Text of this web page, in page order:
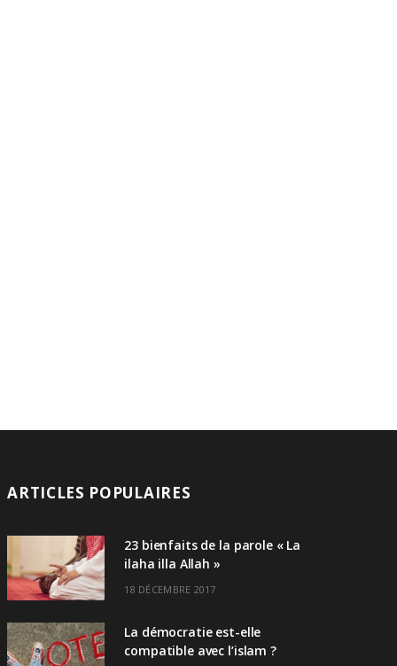
ARTICLES POPULAIRES
23 bienfaits de la parole « La
ilaha illa Allah »
18 DÉCEMBRE 2017
La démocratie est-elle
compatible avec l’islam ?